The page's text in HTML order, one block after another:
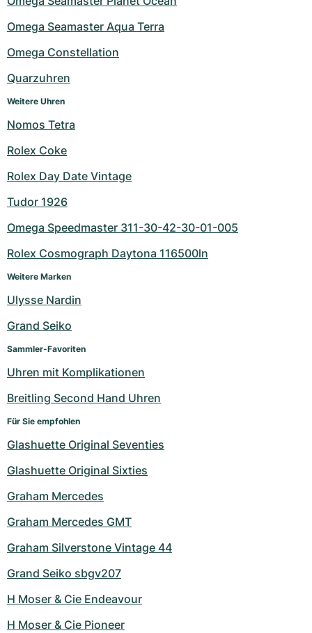
Omega Seamaster Aqua Terra
Omega Constellation
Quarzuhren
Weitere Uhren
Nomos Tetra
Rolex Coke
Rolex Day Date Vintage
Tudor 1926
Omega Speedmaster 311-30-42-30-01-005
Rolex Cosmograph Daytona 116500ln
Weitere Marken
Ulysse Nardin
Grand Seiko
Sammler-Favoriten
Uhren mit Komplikationen
Breitling Second Hand Uhren
Für Sie empfohlen
Glashuette Original Seventies
Glashuette Original Sixties
Graham Mercedes
Graham Mercedes GMT
Graham Silverstone Vintage 44
Grand Seiko sbgv207
H Moser & Cie Endeavour
H Moser & Cie Pioneer